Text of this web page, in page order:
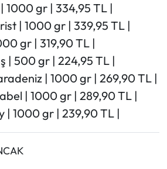
1000 gr | 334,95 TL |
| 1000 gr | 339,95 TL |
gr | 319,90 TL |
| 500 gr | 224,95 TL |
| 1000 gr | 269,90 TL |
| 1000 gr | 289,90 TL |
| 1000 gr | 239,90 TL |